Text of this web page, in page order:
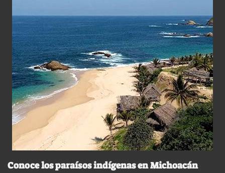
Conoce los paraísos indígenas en Michoacán